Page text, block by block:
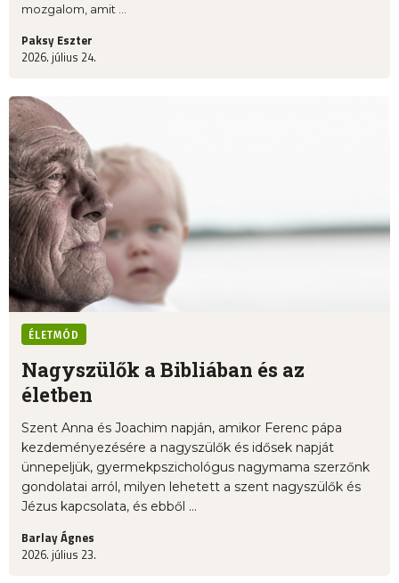
mozgalom, amit ...
Paksy Eszter
2026. július 24.
ÉLETMÓD
Nagyszülők a Bibliában és az
életben
Szent Anna és Joachim napján, amikor Ferenc pápa
kezdeményezésére a nagyszülők és idősek napját
ünnepeljük, gyermekpszichológus nagymama szerzőnk
gondolatai arról, milyen lehetett a szent nagyszülők és
Jézus kapcsolata, és ebből ...
Barlay Ágnes
2026. július 23.